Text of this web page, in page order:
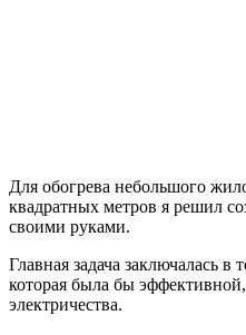
Для обогрева небольшого
квадратных метров я решил
своими руками.
Главная задача заключалась в
которая была бы
электричества.